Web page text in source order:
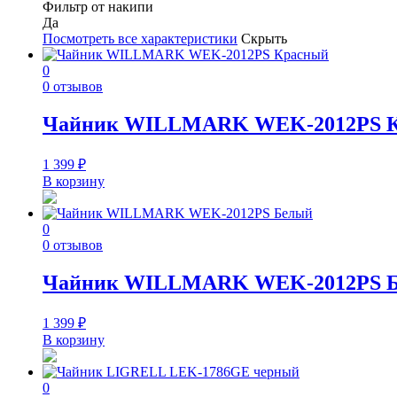
Фильтр от накипи
Да
Посмотреть все характеристики Скрыть
0
0 отзывов
Чайник WILLMARK WEK-2012PS
1 399 ₽
В корзину
0
0 отзывов
Чайник WILLMARK WEK-2012PS
1 399 ₽
В корзину
0